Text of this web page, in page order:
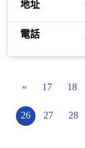
« 17 18
26 27 28